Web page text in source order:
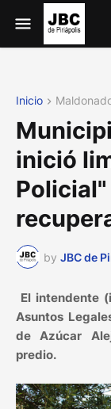
Inicio
inició
Policial"
by JBC de
El intendente
Asuntos
de Azúcar
predio.